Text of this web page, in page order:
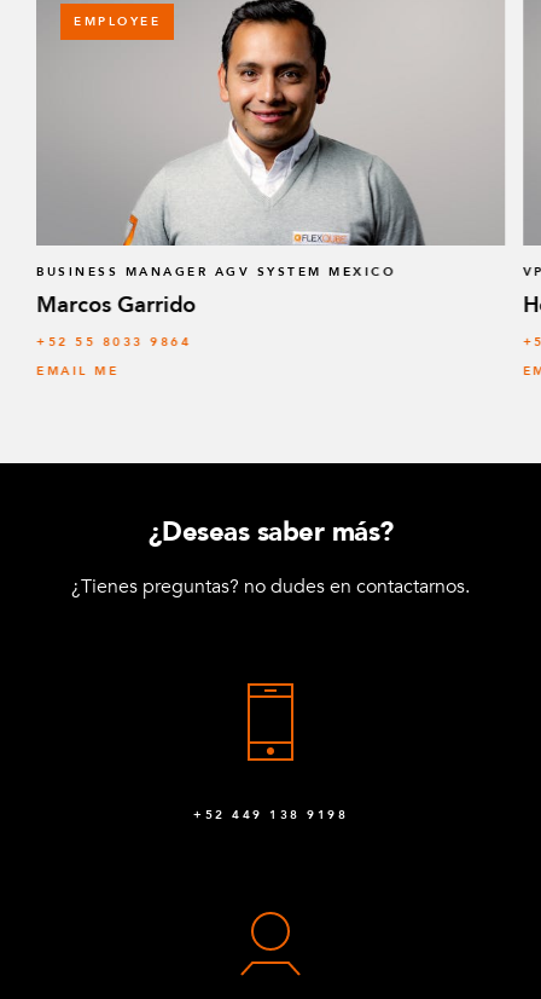
EMPLOYEE
BUSINESS MANAGER AGV SYSTEM MEXICO
Marcos Garrido
+52 55 8033 9864
EMAIL ME
¿Deseas saber más?
¿Tienes preguntas? no dudes en contactarnos.
+52 449 138 9198